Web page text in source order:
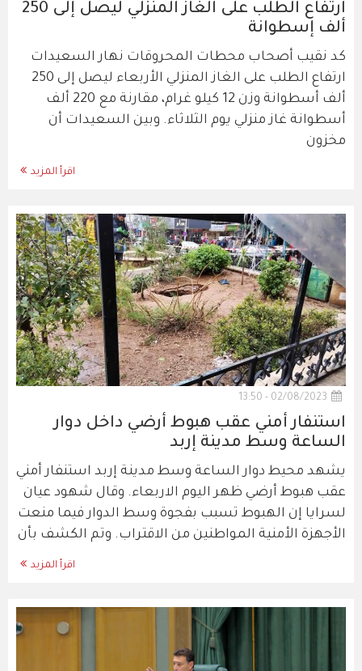
ارتفاع الطلب على الغاز المنزلي ليصل إلى 250
ألف إسطوانة
كد نقيب أصحاب محطات المحروقات نهار السعيدات
ارتفاع الطلب على الغاز المنزلي الأربعاء ليصل إلى 250
ألف أسطوانة وزن 12 كيلو غرام، مقارنة مع 220 ألف
أسطوانة غاز منزلي يوم الثلاثاء. وبين السعيدات أن
مخزون
اقرأ المزيد
02/08/2023 - 13:50
استنفار أمني عقب هبوط أرضي داخل دوار
الساعة وسط مدينة إربد
يشهد محيط دوار الساعة وسط مدينة إربد استنفار أمني
عقب هبوط أرضي ظهر اليوم الاربعاء. وقال شهود عيان
لسرايا إن الهبوط تسبب بفجوة وسط الدوار فيما منعت
الأجهزة الأمنية المواطنين من الاقتراب. وتم الكشف بأن
اقرأ المزيد